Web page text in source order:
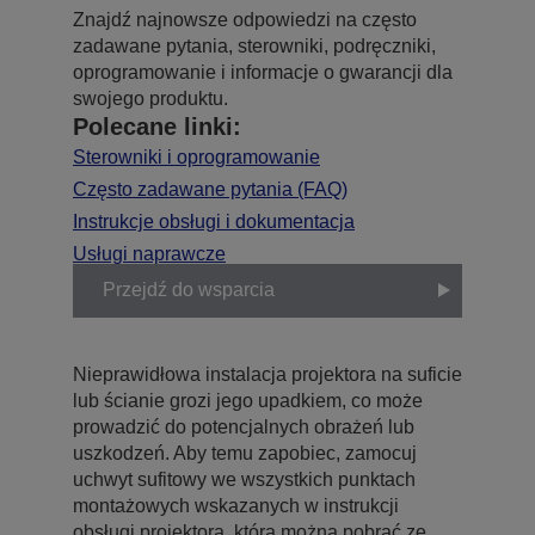
Znajdź najnowsze odpowiedzi na często
zadawane pytania, sterowniki, podręczniki,
oprogramowanie i informacje o gwarancji dla
swojego produktu.
Polecane linki:
Sterowniki i oprogramowanie
Często zadawane pytania (FAQ)
Instrukcje obsługi i dokumentacja
Usługi naprawcze
Przejdź do wsparcia
Nieprawidłowa instalacja projektora na suficie
lub ścianie grozi jego upadkiem, co może
prowadzić do potencjalnych obrażeń lub
uszkodzeń. Aby temu zapobiec, zamocuj
uchwyt sufitowy we wszystkich punktach
montażowych wskazanych w instrukcji